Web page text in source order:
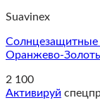
Suavinex
Солнцезащитные
Оранжево-
2 100
Активируй